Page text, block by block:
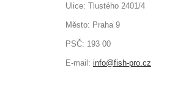
Ulice: Tlustého 2401/4
Město: Praha 9
PSČ: 193 00
E-mail: info@fish-pro.cz